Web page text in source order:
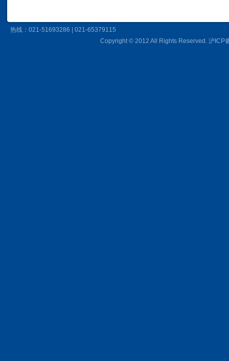
热线：021-51693286 | 021-65379115
Copyright © 2012 All Rights Reserved. 沪ICP